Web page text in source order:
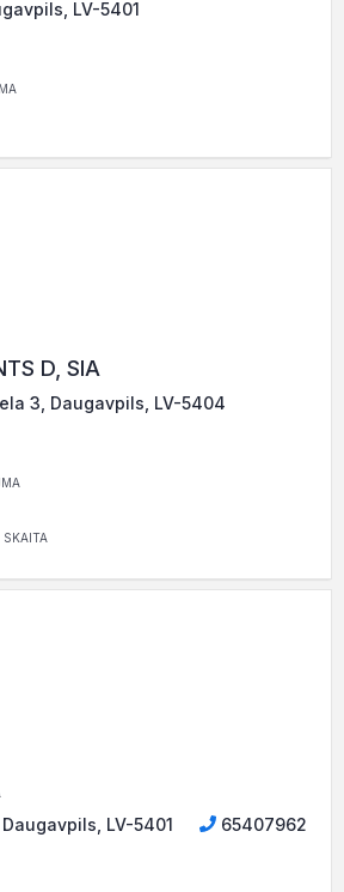
LV-5401
D, SIA
3, Daugavpils, LV-5404
SKAITA
LV-5401 65407962